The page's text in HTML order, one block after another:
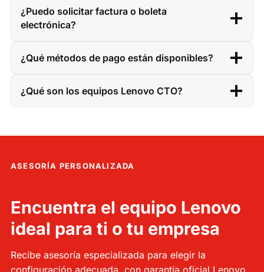
¿Puedo solicitar factura o boleta
electrónica?
¿Qué métodos de pago están disponibles?
¿Qué son los equipos Lenovo CTO?
ASESORÍA PERSONALIZADA
Encuentra el equipo Lenovo
ideal para ti o tu empresa
Recibe asesoría especializada para elegir la
configuración adecuada, con garantía oficial Lenovo